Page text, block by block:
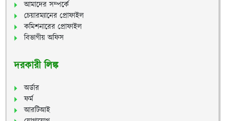
আমাদের সম্পর্কে
চেয়ারম্যানের প্রোফাইল
কমিশনারের প্রোফাইল
বিভাগীয় অফিস
দরকারী লিঙ্ক
অর্ডার
ফর্ম
আরটিআই